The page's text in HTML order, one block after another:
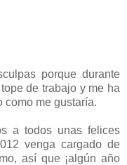
porque durante
de trabajo y me ha
como me gustaría.
a todos unas felices
venga cargado de
así que ¡algún año